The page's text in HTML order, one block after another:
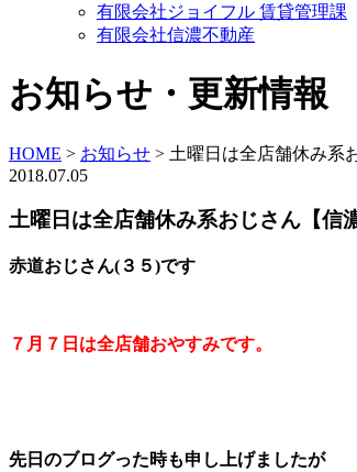
有限会社ジョイフル 賃貸管理課
有限会社信濃不動産
お知らせ・更新情報
HOME > お知らせ > 土曜日は全店舗休み系
2018.07.05
土曜日は全店舗休み系おじさん【信
赤道おじさん(３５)です
７月７日は全店舗おやすみです。
先日のブログった時も申し上げましたが